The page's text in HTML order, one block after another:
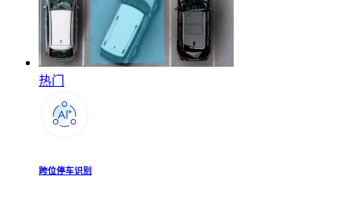
热门
跨位停车识别